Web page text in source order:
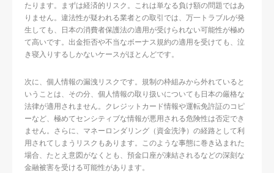
たります。まずは経済的リスク。これは単なる負け額の問題ではあ
りません。違法性が疑われる業者との取引では、万一トラブルが発
生しても、日本の消費者保護法の適用が受けられない可能性が極め
て高いです。出金拒否や不当なボーナス規約の適用を受けても、泣
き寝入りするしかないケースがほとんどです。
次に、個人情報の漏洩リスクです。規制の枠組みから外れていると
いうことは、その分、個人情報の取り扱いについても日本の厳格な
法律が適用されません。クレジットカード情報や運転免許証のコピ
ーなど、極めてセンシティブな情報が悪用される危険性は否定でき
ません。さらに、マネーロンダリング（資金洗浄）の経路として利
用されてしまうリスクもあります。このような事態に巻き込まれた
場合、たとえ意図がなくとも、預金口座が凍結されるなどの深刻な
金融被害を受ける可能性があります。